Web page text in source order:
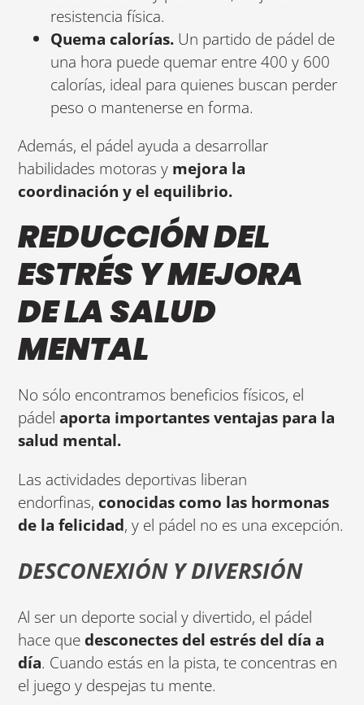
resistencia física.
Quema calorías. Un partido de pádel de
una hora puede quemar entre 400 y 600
calorías, ideal para quienes buscan perder
peso o mantenerse en forma.
Además, el pádel ayuda a desarrollar
habilidades motoras y mejora la
coordinación y el equilibrio.
REDUCCIÓN DEL
ESTRÉS Y MEJORA
DE LA SALUD
MENTAL
No sólo encontramos beneficios físicos, el
pádelaporta importantes ventajas para la
salud mental.
Las actividades deportivas liberan
endorfinas, conocidas como las hormonas
de la felicidad, y el pádel no es una excepción.
DESCONEXIÓN Y DIVERSIÓN
Al ser un deporte social y divertido, el pádel
hace quedesconectes del estrés del día a
día. Cuando estás en la pista, te concentras en
el juego y despejas tu mente.